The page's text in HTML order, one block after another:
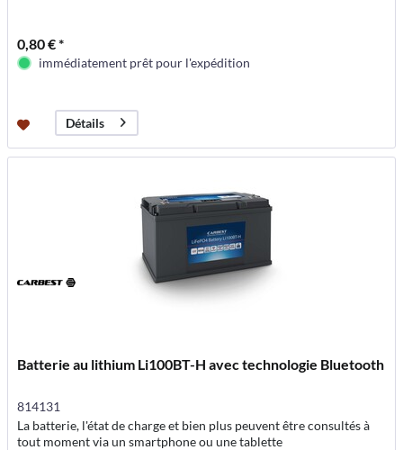
0,80 € *
immédiatement prêt pour l'expédition
Détails
Batterie au lithium Li100BT-H avec technologie Bluetooth
814131
La batterie, l'état de charge et bien plus peuvent être consultés à
tout moment via un smartphone ou une tablette